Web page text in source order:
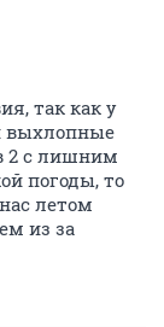
так как у
выхлопные
2 с лишним
погоды, то
летом
из за